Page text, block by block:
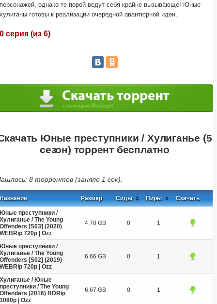
персонажей, однако те порой ведут себя крайне вызывающе! Юные
хулиганы готовы к реализации очередной авантюрной идеи.
0 серия (из 6)
Юные преступники / Хулиганье (5
сезон) торрент бесплатно
8 торрентов (заняло 1 сек).
Название Размер Сиды Пиры Скачать
Юные преступники /
Хулиганье / The Young
Offenders [S03] (2020)
WEBRip 720p | Ozz
4.70 GB 0 1
Юные преступники /
Хулиганье / The Young
Offenders [S02] (2019)
WEBRip 720p | Ozz
6.66 GB 0 1
Хулиганье / Юные
преступники / The Young
Offenders (2016) BDRip
1080p | Ozz
6.67 GB 0 1